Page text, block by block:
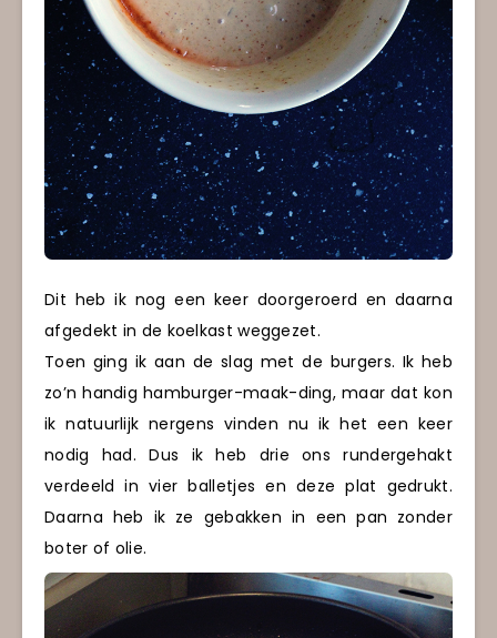
Dit heb ik nog een keer doorgeroerd en daarna
afgedekt in de koelkast weggezet.
Toen ging ik aan de slag met de burgers. Ik heb
zo’n handig hamburger-maak-ding, maar dat kon
ik natuurlijk nergens vinden nu ik het een keer
nodig had. Dus ik heb drie ons rundergehakt
verdeeld in vier balletjes en deze plat gedrukt.
Daarna heb ik ze gebakken in een pan zonder
boter of olie.